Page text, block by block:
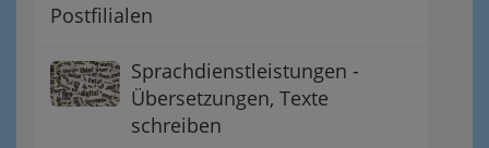
Postfilialen
Sprachdienstleistungen -
Übersetzungen, Texte
schreiben